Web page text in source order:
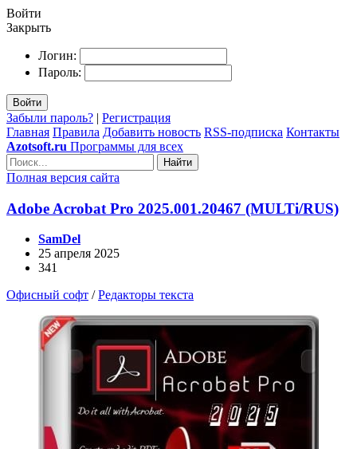
Войти
Закрыть
Логин:
Пароль:
Войти
Забыли пароль? | Регистрация
Главная Правила Добавить новость RSS-подписка Контакты
Azotsoft.ru Программы для всех
Найти
Полная версия сайта
Adobe Acrobat Pro 2025.001.20467 (MULTi/RUS)
SamDel
25 апреля 2025
341
Офисный софт /Редакторы текста